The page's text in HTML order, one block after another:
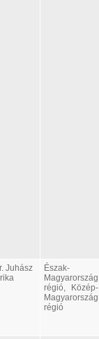
Juhász
Észak-
Magyarország
régió, Közép-
Magyarország
régió